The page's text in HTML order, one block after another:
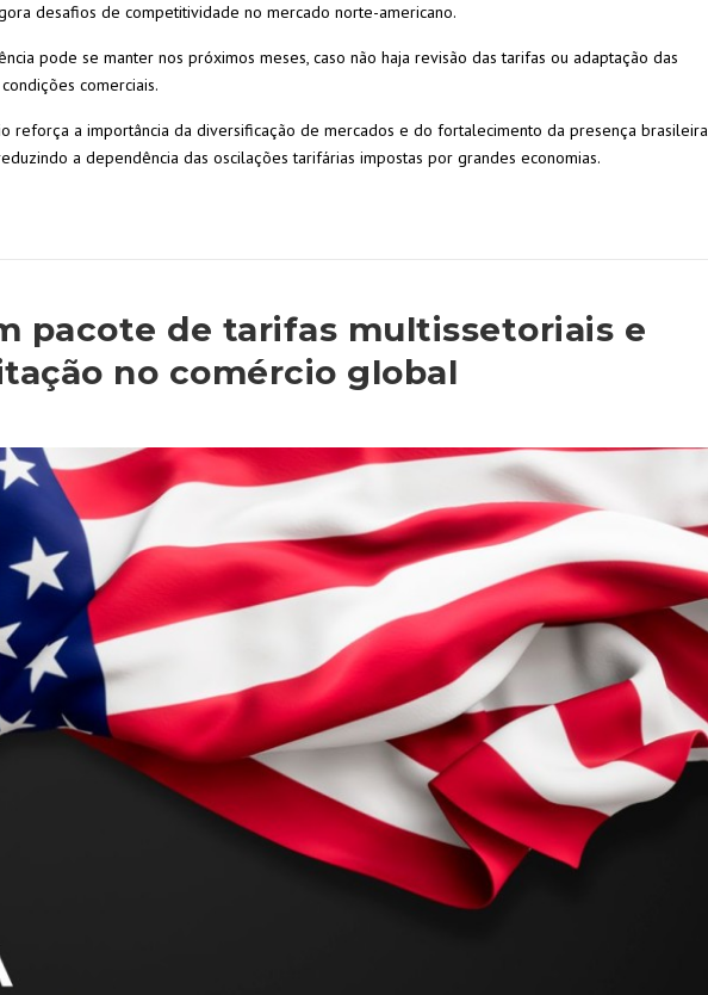
desafios de competitividade no mercado norte-americano.
pode se manter nos próximos meses, caso não haja revisão das tarifas ou adaptação das
comerciais.
reforça a importância da diversificação de mercados e do fortalecimento da presença brasileira
a dependência das oscilações tarifárias impostas por grandes economias.
pacote de tarifas multissetoriais e
no comércio global